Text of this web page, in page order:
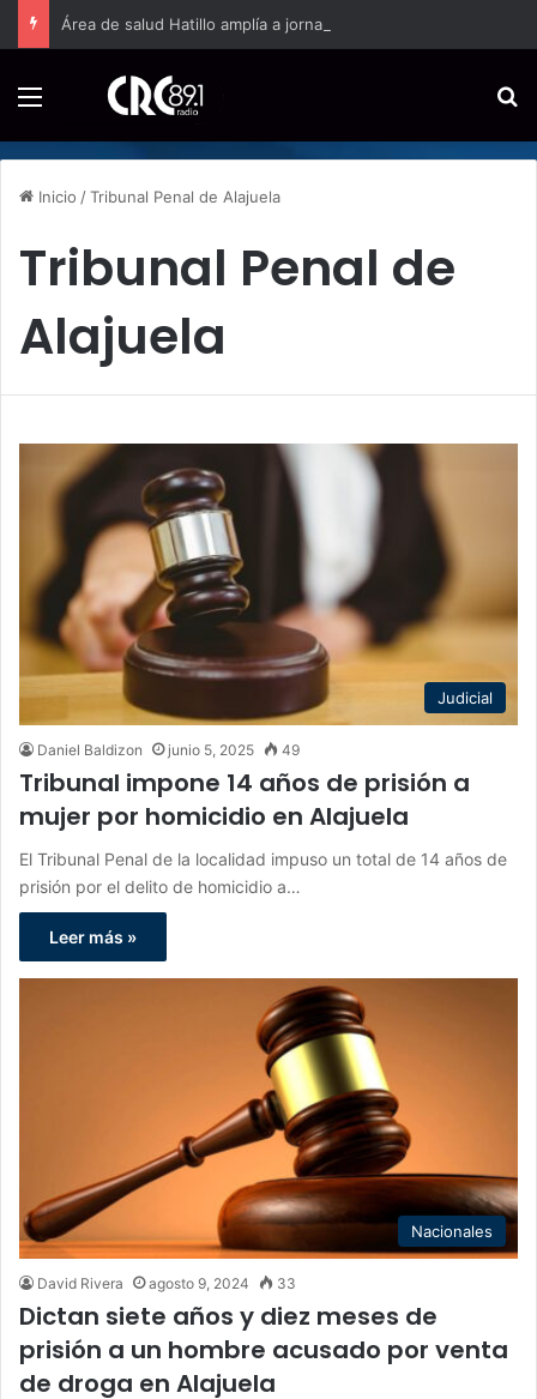
Inicio /Tribunal Penal de Alajuela
Tribunal Penal de
Alajuela
Judicial
Daniel Baldizon junio 5, 2025 49
Tribunal impone 14 años de prisión a
mujer por homicidio en Alajuela
El Tribunal Penal de la localidad impuso un total de 14 años de
prisión por el delito de homicidio a…
Leer más »
Nacionales
David Rivera agosto 9, 2024 33
Dictan siete años y diez meses de
prisión a un hombre acusado por venta
de droga en Alajuela